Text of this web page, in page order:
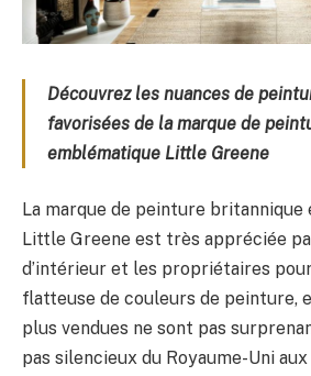
Découvrez les nuances de
favorisées de la marque de
emblématique Little Greene
La marque de peinture britannique
Little Greene est très appréciée
d’intérieur et les propriétaires
flatteuse de couleurs de peinture,
plus vendues ne sont pas
pas silencieux du Royaume-Uni